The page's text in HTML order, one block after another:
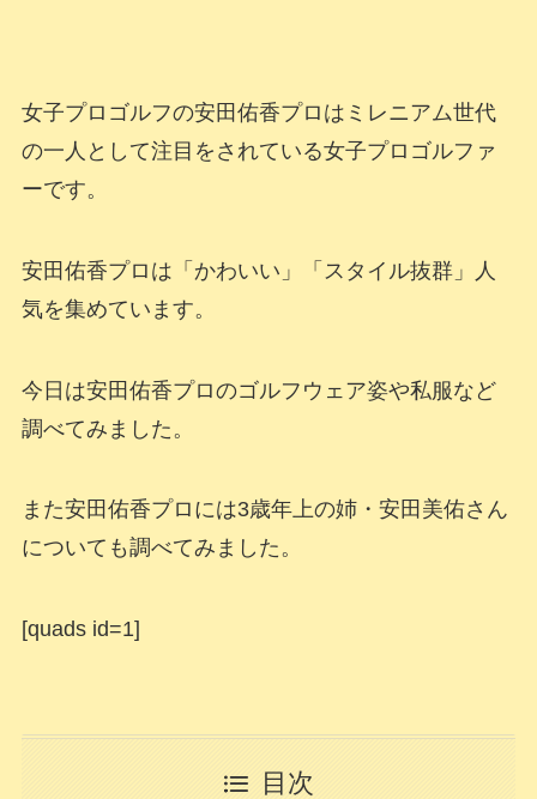
女子プロゴルフの安田佑香プロはミレニアム世代
の一人として注目をされている女子プロゴルファ
ーです。
安田佑香プロは「かわいい」「スタイル抜群」人
気を集めています。
今日は安田佑香プロのゴルフウェア姿や私服など
調べてみました。
また安田佑香プロには3歳年上の姉・安田美佑さん
についても調べてみました。
[quads id=1]
目次